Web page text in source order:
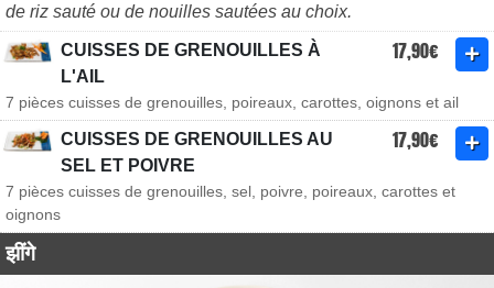
de riz sauté ou de nouilles sautées au choix.
CUISSES DE GRENOUILLES À
L'AIL
17,90€
7 pièces cuisses de grenouilles, poireaux, carottes, oignons et ail
CUISSES DE GRENOUILLES AU
SEL ET POIVRE
17,90€
7 pièces cuisses de grenouilles, sel, poivre, poireaux, carottes et
oignons
झींगे